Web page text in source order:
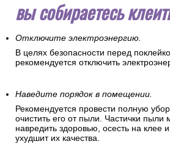
вы собираетесь
Отключите электроэнергию.
В целях безопасности перед
рекомендуется отключить
Наведите порядок в помещении.
Рекомендуется провести полную
очистить его от пыли. Частички пыли
навредить здоровью, осесть на клее и
ухудшит их качества.